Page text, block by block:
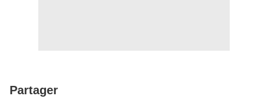
Partager